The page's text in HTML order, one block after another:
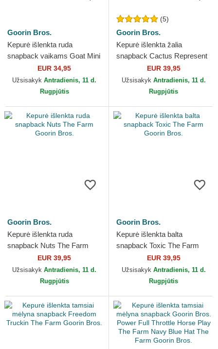
Goorin Bros.
Kepurė išlenkta ruda
snapback vaikams Goat Mini
The Farm Goorin Bros.
EUR 34,95
Užsisakyk Antradienis, 11 d.
Rugpjūtis
(5)
Goorin Bros.
Kepurė išlenkta žalia
snapback Cactus Represent
The Farm Goorin Bros.
EUR 39,95
Užsisakyk Antradienis, 11 d.
Rugpjūtis
Goorin Bros.
Kepurė išlenkta ruda
snapback Nuts The Farm
Goorin Bros.EUR 39,95
Užsisakyk Antradienis, 11 d.
Rugpjūtis
Goorin Bros.
Kepurė išlenkta balta
snapback Toxic The Farm
Goorin Bros.EUR 39,95
Užsisakyk Antradienis, 11 d.
Rugpjūtis